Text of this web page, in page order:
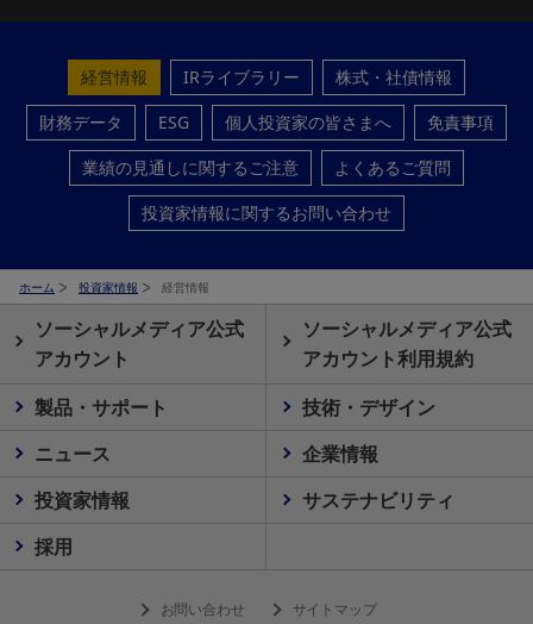
経営情報 IRライブラリー
株式・社債情報
財務データ
ESG 個人投資家の皆さまへ
免責事項
業績の見通しに関するご注意
よくあるご質問
投資家情報に関するお問い合わせ
ホーム 投資家情報 経営情報
ソーシャルメディア公式
アカウント
ソーシャルメディア公式
アカウント利用規約
製品・サポート
技術・デザイン
ニュース
企業情報
投資家情報
サステナビリティ
採用
お問い合わせ サイトマップ